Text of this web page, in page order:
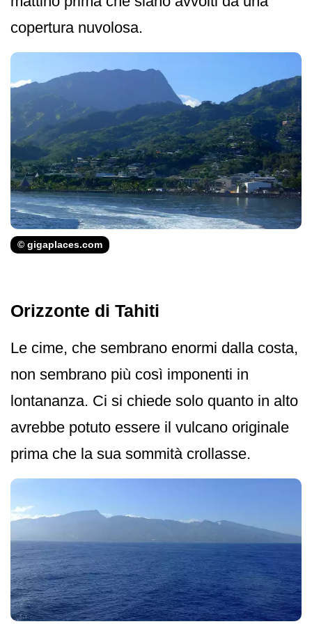
copertura nuvolosa.
© gigaplaces.com
Orizzonte di Tahiti
Le cime, che sembrano enormi dalla costa,
non sembrano più così imponenti in
lontananza. Ci si chiede solo quanto in alto
avrebbe potuto essere il vulcano originale
prima che la sua sommità crollasse.